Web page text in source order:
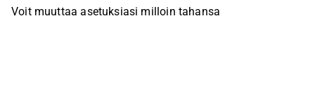
Voit muuttaa asetuksiasi milloin tahansa